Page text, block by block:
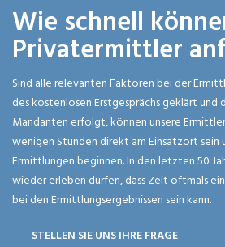
Wie schnell
Privatermittler
Sind alle relevanten Faktoren bei der
des kostenlosen Erstgesprächs geklärt und
Mandanten erfolgt, können unsere
wenigen Stunden direkt am Einsatzort sein
Ermittlungen beginnen. In den letzten 50
wieder erleben dürfen, dass Zeit oftmals
bei den Ermittlungsergebnissen sein kann.
STELLEN SIE UNS IHRE FRAGE